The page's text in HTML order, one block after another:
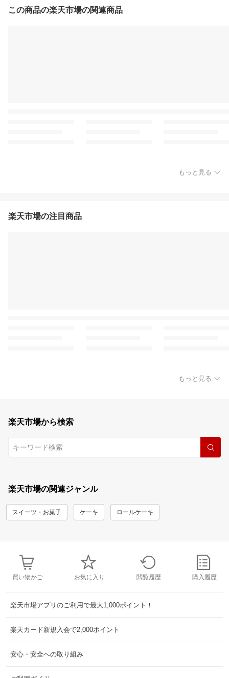
この商品の楽天市場の関連商品
もっと見る
楽天市場の注目商品
もっと見る
楽天市場から検索
楽天市場の関連ジャンル
スイーツ・お菓子 ケーキ ロールケーキ
買い物かご お気に入り 閲覧履歴 購入履歴
楽天市場アプリのご利用で最大1,000ポイント！
楽天カード新規入会で2,000ポイント
安心・安全への取り組み